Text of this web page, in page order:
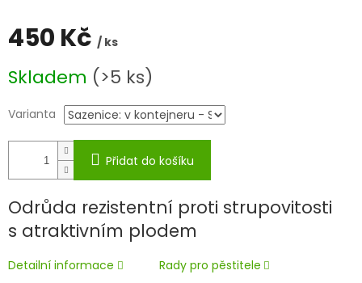
450 Kč / ks
cena:
Skladem (>5 ks)
Varianta
Přidat do košíku
Odrůda rezistentní proti strupovitosti
s atraktivním plodem
Detailní informace Rady pro pěstitele